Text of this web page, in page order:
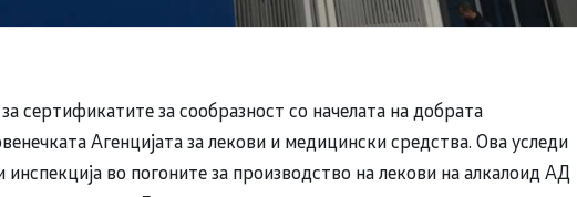
сертификатите за сообразност со начелата на добрата
Агенцијата за лекови и медицински средства. Ова уследи
во погоните за производство на лекови на алкалоид АД